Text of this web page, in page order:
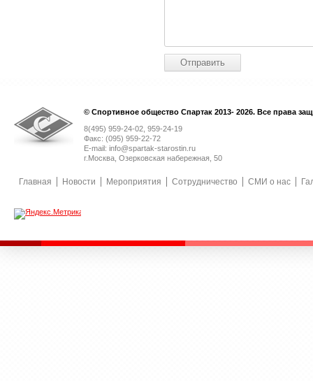
© Спортивное общество Спартак 2013- 2026. Все права
8(495) 959-24-02, 959-24-19
Факс: (095) 959-22-72
E-mail: info@spartak-starostin.ru
г.Москва, Озерковская набережная, 50
Главная Новости Мероприятия Сотрудничество СМИ о нас